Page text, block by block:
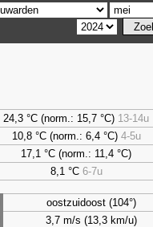
24,3 °C (norm.: 15,7 °C) 13-14u
10,8 °C (norm.: 6,4 °C) 4-5u
17,1 °C (norm.: 11,4 °C)
8,1 °C 6-7u
oostzuidoost (104°)
3,7 m/s (13,3 km/u)